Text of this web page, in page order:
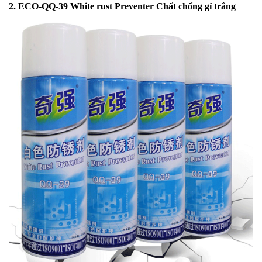
2. ECO-QQ-39 White rust Preventer Chất chống gỉ trắng